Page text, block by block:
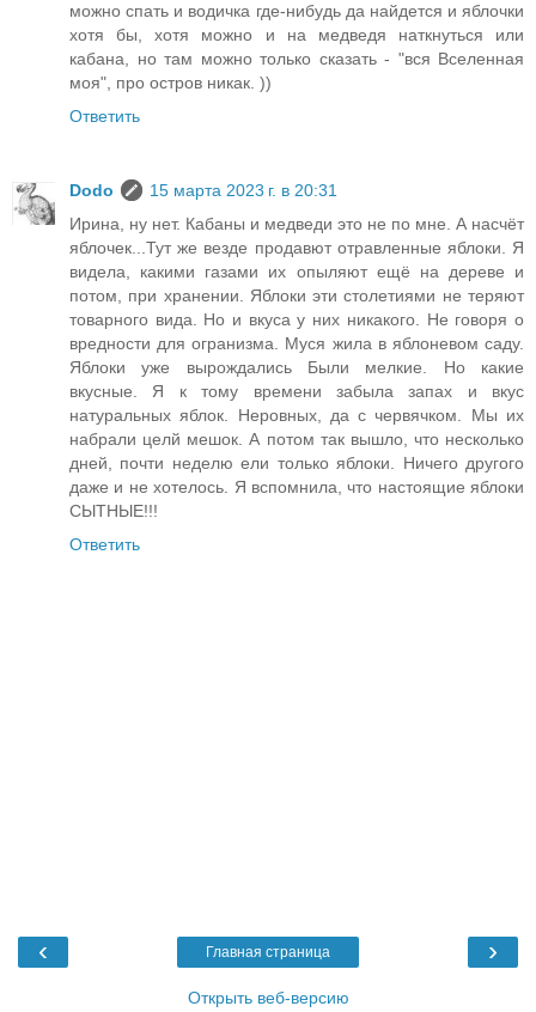
можно спать и водичка где-нибудь да найдется и яблочки
хотя бы, хотя можно и на медведя наткнуться или
кабана, но там можно только сказать - "вся Вселенная
моя", про остров никак. ))
Ответить
Dodo
15 марта 2023 г. в 20:31
Ирина, ну нет. Кабаны и медведи это не по мне. А насчёт
яблочек...Тут же везде продавют отравленные яблоки. Я
видела, какими газами их опыляют ещё на дереве и
потом, при хранении. Яблоки эти столетиями не теряют
товарного вида. Но и вкуса у них никакого. Не говоря о
вредности для огранизма. Муся жила в яблоневом саду.
Яблоки уже вырождались Были мелкие. Но какие
вкусные. Я к тому времени забыла запах и вкус
натуральных яблок. Неровных, да с червячком. Мы их
набрали целй мешок. А потом так вышло, что несколько
дней, почти неделю ели только яблоки. Ничего другого
даже и не хотелось. Я вспомнила, что настоящие яблоки
СЫТНЫЕ!!!
Ответить
‹ ›
Главная страница
Открыть веб-версию